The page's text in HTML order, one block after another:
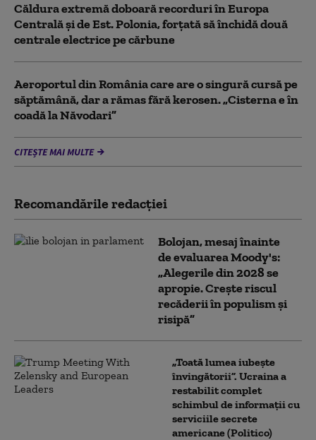
Căldura extremă doboară recorduri în Europa
Centrală și de Est. Polonia, forțată să închidă două
centrale electrice pe cărbune
Aeroportul din România care are o singură cursă pe
săptămână, dar a rămas fără kerosen. „Cisterna e în
coadă la Năvodari”
CITEȘTE MAI MULTE
Recomandările redacţiei
Bolojan, mesaj înainte
de evaluarea Moody's:
„Alegerile din 2028 se
apropie. Crește riscul
recăderii în populism și
risipă”
„Toată lumea iubește
învingătorii”. Ucraina a
restabilit complet
schimbul de informații cu
serviciile secrete
americane (Politico)